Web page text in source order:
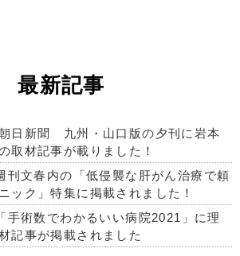
最新記事
日新聞 九州・山口版の夕刊に岩本
取材記事が載りました！
刊文春内の「低侵襲な肝がん治療で頼
ック」特集に掲載されました！
手術数でわかるいい病院2021」に理
記事が掲載されました